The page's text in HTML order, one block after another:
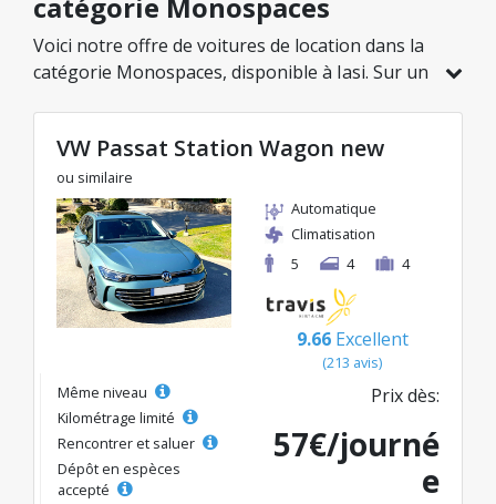
Voici notre offre de voitures de location dans la
catégorie Monospaces, disponible à Iasi. Sur un
sélectionnée, avec des tarifs avantageux
débutant à seulement 26€/jour.
VW Passat Station Wagon new
ou similaire
Automatique
Climatisation
5
4 4
9.66 Excellent
(213 avis)
Même niveau
Kilométrage limité
Rencontrer et saluer
Dépôt en espèces
accepté
Prix dès:
57€/journé
e